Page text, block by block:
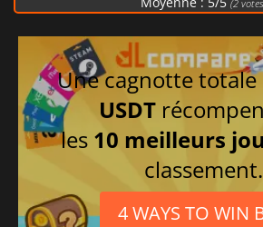
(2
Une cagnotte totale
USDT
les 10 meilleurs
classement.
4 WAYS TO WIN